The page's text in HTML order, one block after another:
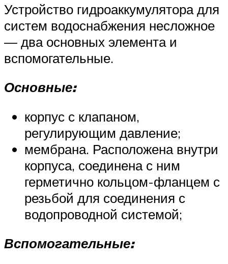
Устройство гидроаккумулятора для
систем водоснабжения несложное
— два основных элемента и
вспомогательные.
Основные:
корпус с клапаном,
регулирующим давление;
мембрана. Расположена внутри
корпуса, соединена с ним
герметично кольцом-фланцем с
резьбой для соединения с
водопроводной системой;
Вспомогательные: